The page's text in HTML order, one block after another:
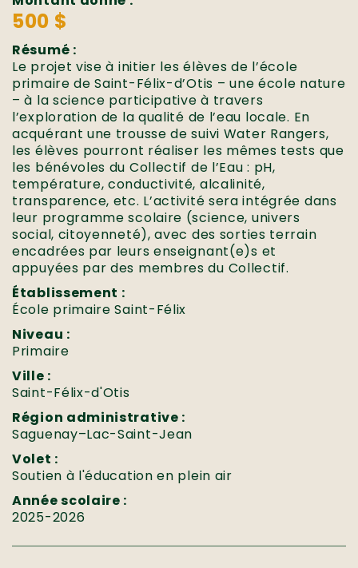
500 $
Résumé :
Le projet vise à initier les élèves de l’école
primaire de Saint-Félix-d’Otis – une école nature
– à la science participative à travers
l’exploration de la qualité de l’eau locale. En
acquérant une trousse de suivi Water Rangers,
les élèves pourront réaliser les mêmes tests que
les bénévoles du Collectif de l’Eau : pH,
température, conductivité, alcalinité,
transparence, etc. L’activité sera intégrée dans
leur programme scolaire (science, univers
social, citoyenneté), avec des sorties terrain
encadrées par leurs enseignant(e)s et
appuyées par des membres du Collectif.
Établissement :
École primaire Saint-Félix
Niveau :
Primaire
Ville :
Saint-Félix-d'Otis
Région administrative :
Saguenay–Lac-Saint-Jean
Volet :
Soutien à l'éducation en plein air
Année scolaire :
2025-2026